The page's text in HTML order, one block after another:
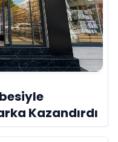
Kazandırdı